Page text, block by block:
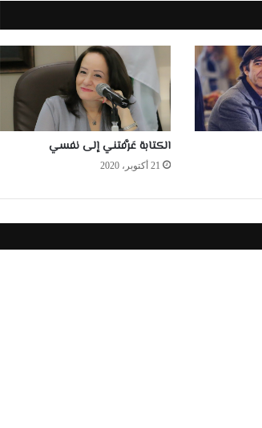
الكتابة عَرَّفتني إلى نفسي
21 أكتوبر، 2020